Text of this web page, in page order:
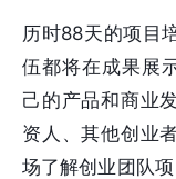
历时88天的项目
伍都将在成果展
己的产品和商业
资人、其他创业
场了解创业团队